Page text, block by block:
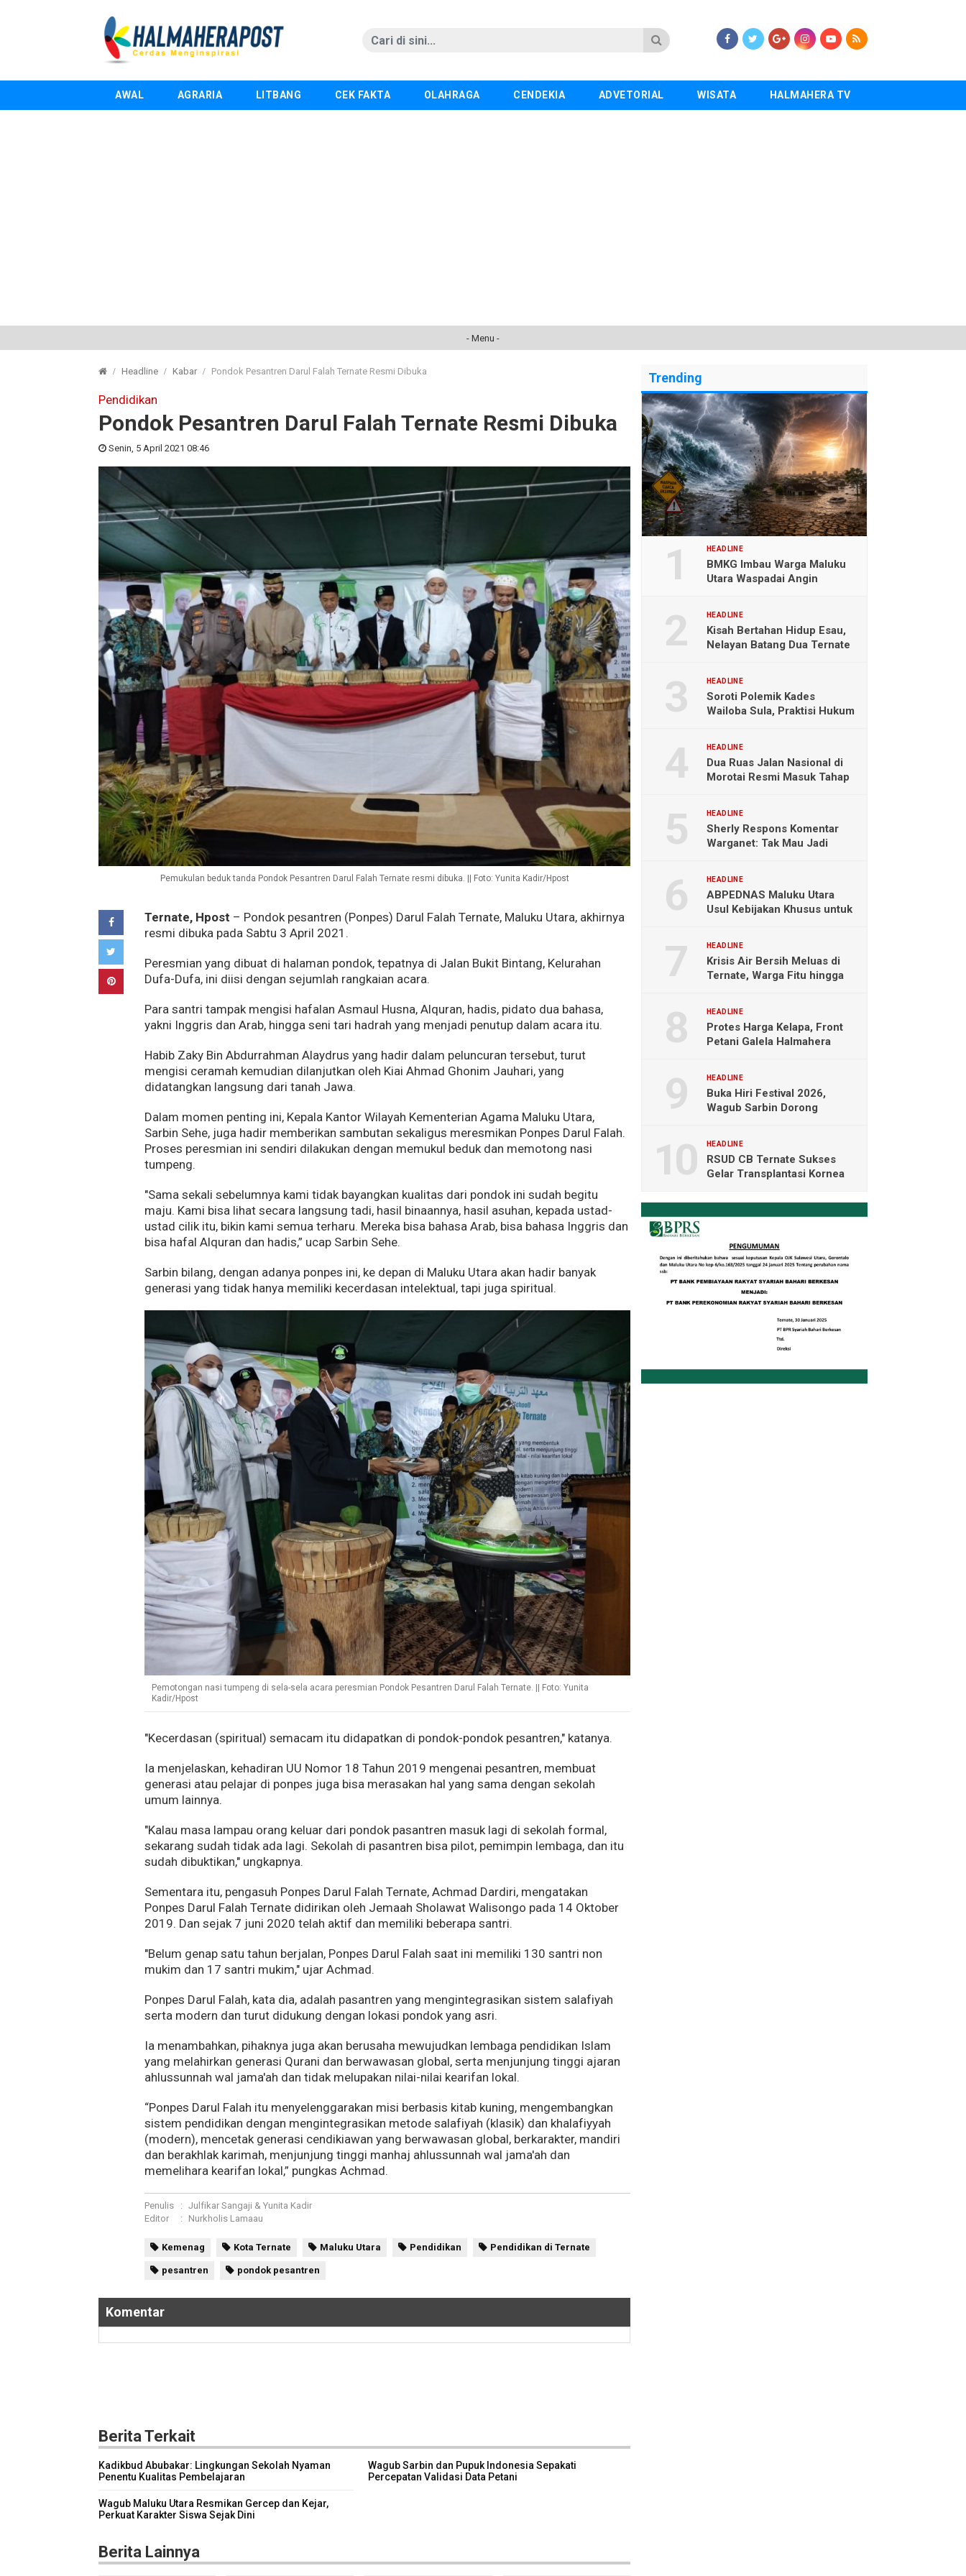
AWAL AGRARIA LITBANG CEK FAKTA OLAHRAGA CENDEKIA ADVETORIAL WISATA HALMAHERA TV
- Menu -
Headline Kabar Pondok Pesantren Darul Falah Ternate Resmi Dibuka
Pendidikan
Pondok Pesantren Darul Falah Ternate Resmi Dibuka
Senin, 5 April 2021 08:46
Pemukulan beduk tanda Pondok Pesantren Darul Falah Ternate resmi dibuka. || Foto: Yunita Kadir/Hpost
Ternate, Hpost – Pondok pesantren (Ponpes) Darul Falah Ternate, Maluku Utara, akhirnya
resmi dibuka pada Sabtu 3 April 2021.
Peresmian yang dibuat di halaman pondok, tepatnya di Jalan Bukit Bintang, Kelurahan
Dufa-Dufa, ini diisi dengan sejumlah rangkaian acara.
Para santri tampak mengisi hafalan Asmaul Husna, Alquran, hadis, pidato dua bahasa,
yakni Inggris dan Arab, hingga seni tari hadrah yang menjadi penutup dalam acara itu.
Habib Zaky Bin Abdurrahman Alaydrus yang hadir dalam peluncuran tersebut, turut
mengisi ceramah kemudian dilanjutkan oleh Kiai Ahmad Ghonim Jauhari, yang
didatangkan langsung dari tanah Jawa.
Dalam momen penting ini, Kepala Kantor Wilayah Kementerian Agama Maluku Utara,
Sarbin Sehe, juga hadir memberikan sambutan sekaligus meresmikan Ponpes Darul Falah.
Proses peresmian ini sendiri dilakukan dengan memukul beduk dan memotong nasi
tumpeng.
"Sama sekali sebelumnya kami tidak bayangkan kualitas dari pondok ini sudah begitu
maju. Kami bisa lihat secara langsung tadi, hasil binaannya, hasil asuhan, kepada ustad-
ustad cilik itu, bikin kami semua terharu. Mereka bisa bahasa Arab, bisa bahasa Inggris dan
bisa hafal Alquran dan hadis,” ucap Sarbin Sehe.
Sarbin bilang, dengan adanya ponpes ini, ke depan di Maluku Utara akan hadir banyak
generasi yang tidak hanya memiliki kecerdasan intelektual, tapi juga spiritual.
Pemotongan nasi tumpeng di sela-sela acara peresmian Pondok Pesantren Darul Falah Ternate. || Foto: Yunita
Kadir/Hpost
"Kecerdasan (spiritual) semacam itu didapatkan di pondok-pondok pesantren," katanya.
Ia menjelaskan, kehadiran UU Nomor 18 Tahun 2019 mengenai pesantren, membuat
generasi atau pelajar di ponpes juga bisa merasakan hal yang sama dengan sekolah
umum lainnya.
"Kalau masa lampau orang keluar dari pondok pasantren masuk lagi di sekolah formal,
sekarang sudah tidak ada lagi. Sekolah di pasantren bisa pilot, pemimpin lembaga, dan itu
sudah dibuktikan," ungkapnya.
Sementara itu, pengasuh Ponpes Darul Falah Ternate, Achmad Dardiri, mengatakan
Ponpes Darul Falah Ternate didirikan oleh Jemaah Sholawat Walisongo pada 14 Oktober
2019. Dan sejak 7 juni 2020 telah aktif dan memiliki beberapa santri.
"Belum genap satu tahun berjalan, Ponpes Darul Falah saat ini memiliki 130 santri non
mukim dan 17 santri mukim," ujar Achmad.
Ponpes Darul Falah, kata dia, adalah pasantren yang mengintegrasikan sistem salafiyah
serta modern dan turut didukung dengan lokasi pondok yang asri.
Ia menambahkan, pihaknya juga akan berusaha mewujudkan lembaga pendidikan Islam
yang melahirkan generasi Qurani dan berwawasan global, serta menjunjung tinggi ajaran
ahlussunnah wal jama'ah dan tidak melupakan nilai-nilai kearifan lokal.
“Ponpes Darul Falah itu menyelenggarakan misi berbasis kitab kuning, mengembangkan
sistem pendidikan dengan mengintegrasikan metode salafiyah (klasik) dan khalafiyyah
(modern), mencetak generasi cendikiawan yang berwawasan global, berkarakter, mandiri
dan berakhlak karimah, menjunjung tinggi manhaj ahlussunnah wal jama'ah dan
memelihara kearifan lokal,” pungkas Achmad.
Penulis :
Julfikar Sangaji & Yunita Kadir
Editor
: Nurkholis Lamaau
Kemenag Kota Ternate Maluku Utara Pendidikan Pendidikan di Ternate
pesantren pondok pesantren
Komentar
Berita Terkait
Kadikbud Abubakar: Lingkungan Sekolah Nyaman
Penentu Kualitas Pembelajaran
Wagub Sarbin dan Pupuk Indonesia Sepakati
Percepatan Validasi Data Petani
Wagub Maluku Utara Resmikan Gercep dan Kejar,
Perkuat Karakter Siswa Sejak Dini
Berita Lainnya
Trending
HEADLINE
BMKG Imbau Warga Maluku
Utara Waspadai Angin
HEADLINE
Kisah Bertahan Hidup Esau,
Nelayan Batang Dua Ternate
HEADLINE
Soroti Polemik Kades
Wailoba Sula, Praktisi Hukum
HEADLINE
Dua Ruas Jalan Nasional di
Morotai Resmi Masuk Tahap
HEADLINE
Sherly Respons Komentar
Warganet: Tak Mau Jadi
HEADLINE
ABPEDNAS Maluku Utara
Usul Kebijakan Khusus untuk
HEADLINE
Krisis Air Bersih Meluas di
Ternate, Warga Fitu hingga
HEADLINE
Protes Harga Kelapa, Front
Petani Galela Halmahera
HEADLINE
Buka Hiri Festival 2026,
Wagub Sarbin Dorong
HEADLINE
RSUD CB Ternate Sukses
Gelar Transplantasi Kornea